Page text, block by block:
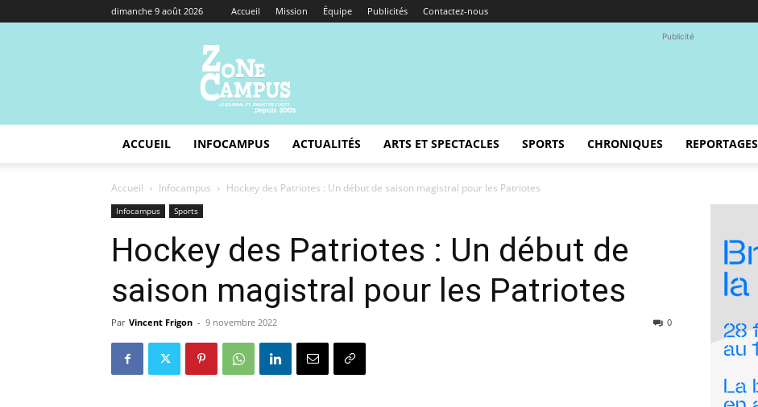
dimanche 9 août 2026 Accueil Mission Équipe Publicités Contactez-nous
Campus
Publicité
ACCUEIL INFOCAMPUS ACTUALITÉS ARTS ET SPECTACLES SPORTS CHRONIQUES REPORTAGES
Accueil Infocampus Hockey des Patriotes : Un début de saison magistral pour les Patriotes
Infocampus Sports
Hockey des Patriotes : Un début de
saison magistral pour les Patriotes
Par Vincent Frigon - 9 novembre 2022 0